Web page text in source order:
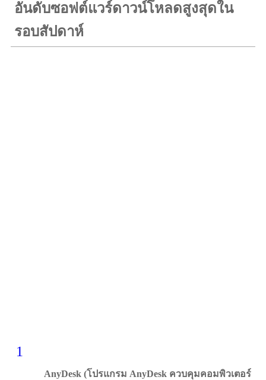
อันดับซอฟต์แวร์ดาวน์โหลดสูงสุดใน
รอบสัปดาห์
1
AnyDesk (โปรแกรม AnyDesk ควบคุมคอมพิวเตอร์